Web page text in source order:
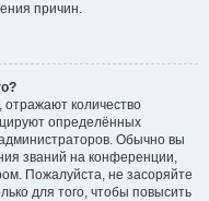
причин.
количество
определённых
Обычно вы
званий на конференции,
Пожалуйста, не засоряйте
для того, чтобы повысить